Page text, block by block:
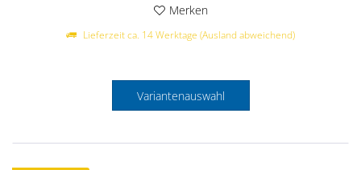
Merken
Lieferzeit ca. 14 Werktage (Ausland abweichend)
Variantenauswahl